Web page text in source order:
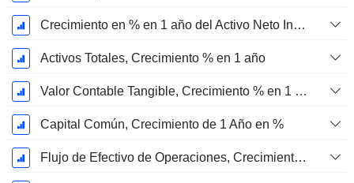
Crecimiento en % en 1 año del Activo Neto Inmovilizado Material
Activos Totales, Crecimiento % en 1 año
Valor Contable Tangible, Crecimiento % en 1 año
Capital Común, Crecimiento de 1 Año en %
Flujo de Efectivo de Operaciones, Crecimiento de 1 Año en %